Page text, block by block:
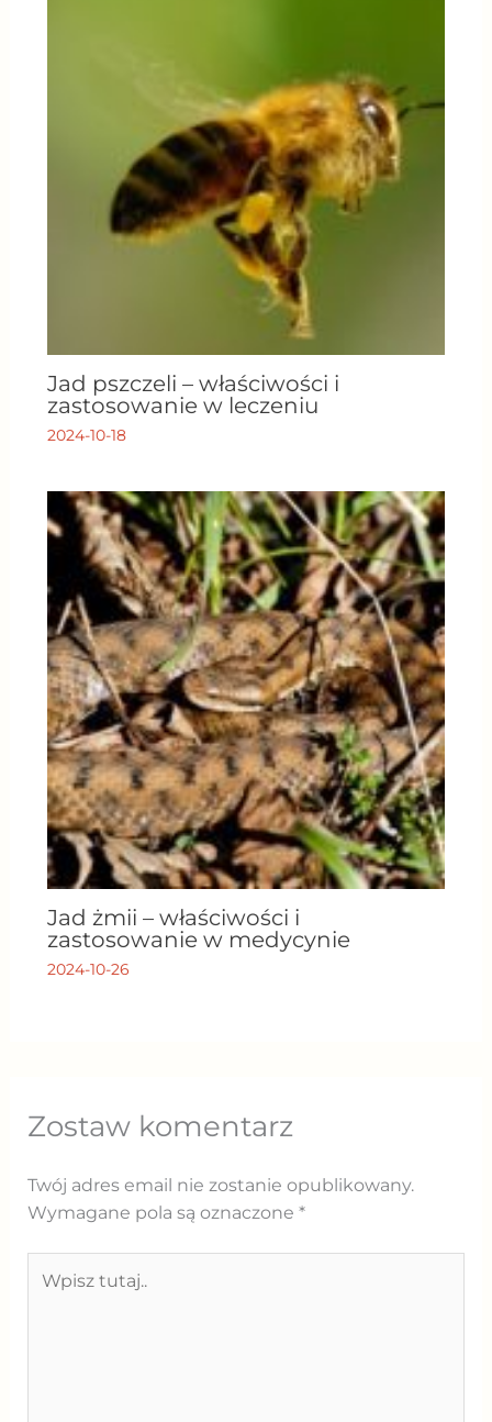
Jad pszczeli – właściwości i
zastosowanie w leczeniu
2024-10-18
Jad żmii – właściwości i
zastosowanie w medycynie
2024-10-26
Zostaw komentarz
Twój adres email nie zostanie opublikowany.
Wymagane pola są oznaczone *
tutaj..